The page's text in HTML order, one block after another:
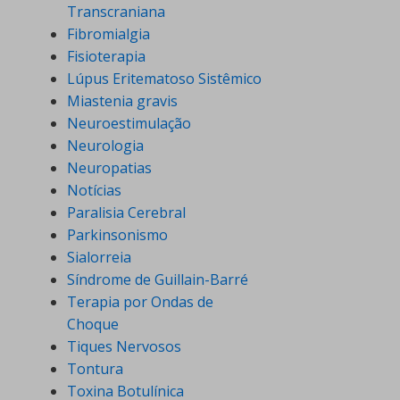
Transcraniana
Fibromialgia
Fisioterapia
Lúpus Eritematoso Sistêmico
Miastenia gravis
Neuroestimulação
Neurologia
Neuropatias
Notícias
Paralisia Cerebral
Parkinsonismo
Sialorreia
Síndrome de Guillain-Barré
Terapia por Ondas de
Choque
Tiques Nervosos
Tontura
Toxina Botulínica